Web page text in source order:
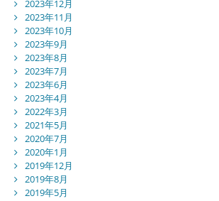
2023年12月
2023年11月
2023年10月
2023年9月
2023年8月
2023年7月
2023年6月
2023年4月
2022年3月
2021年5月
2020年7月
2020年1月
2019年12月
2019年8月
2019年5月